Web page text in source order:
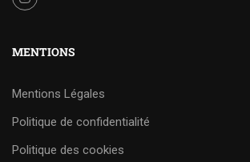
MENTIONS
Mentions Légales
Politique de confidentialité
Politique des cookies